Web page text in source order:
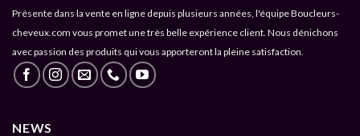
Présente dans la vente en ligne depuis plusieurs années, l'équipe Boucleurs-
cheveux.com vous promet une très belle expérience client. Nous dénichons
avec passion des produits qui vous apporteront la pleine satisfaction.
NEWS